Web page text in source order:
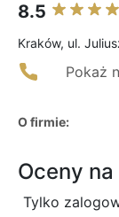
8.5
Kraków, ul.
Pokaż
O firmie:
Oceny
Tylko